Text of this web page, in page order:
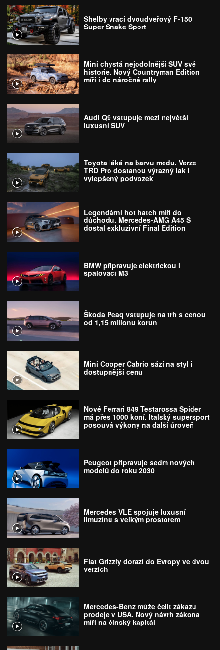
Shelby vrací dvoudveřový F-150
Super Snake Sport
Mini chystá nejodolnější SUV své
historie. Nový Countryman Edition
míří i do náročné rally
Audi Q9 vstupuje mezi největší
luxusní SUV
Toyota láká na barvu medu. Verze
TRD Pro dostanou výrazný lak i
vylepšený podvozek
Legendární hot hatch míří do
důchodu. Mercedes-AMG A45 S
dostal exkluzivní Final Edition
BMW připravuje elektrickou i
spalovací M3
Škoda Peaq vstupuje na trh s cenou
od 1,15 milionu korun
Mini Cooper Cabrio sází na styl i
dostupnější cenu
Nové Ferrari 849 Testarossa Spider
má přes 1000 koní. Italský supersport
posouvá výkony na další úroveň
Peugeot připravuje sedm nových
modelů do roku 2030
Mercedes VLE spojuje luxusní
limuzínu s velkým prostorem
Fiat Grizzly dorazí do Evropy ve dvou
verzích
Mercedes-Benz může čelit zákazu
prodeje v USA. Nový návrh zákona
míří na čínský kapitál